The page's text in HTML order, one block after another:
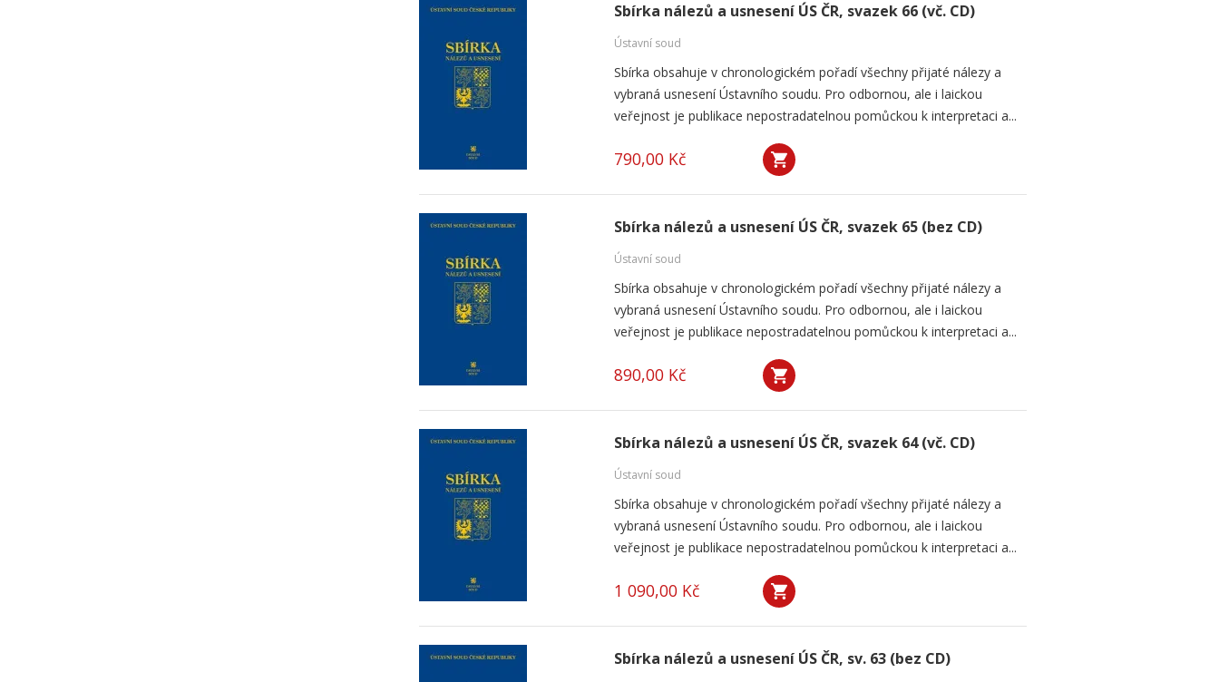
Sbírka nálezů a usnesení ÚS ČR, svazek 66 (vč. CD)
Ústavní soud
Sbírka obsahuje v chronologickém pořadí všechny přijaté nálezy a
vybraná usnesení Ústavního soudu. Pro odbornou, ale i laickou
veřejnost je publikace nepostradatelnou pomůckou k interpretaci a...
790,00 Kč
Sbírka nálezů a usnesení ÚS ČR, svazek 65 (bez CD)
Ústavní soud
Sbírka obsahuje v chronologickém pořadí všechny přijaté nálezy a
vybraná usnesení Ústavního soudu. Pro odbornou, ale i laickou
veřejnost je publikace nepostradatelnou pomůckou k interpretaci a...
890,00 Kč
Sbírka nálezů a usnesení ÚS ČR, svazek 64 (vč. CD)
Ústavní soud
Sbírka obsahuje v chronologickém pořadí všechny přijaté nálezy a
vybraná usnesení Ústavního soudu. Pro odbornou, ale i laickou
veřejnost je publikace nepostradatelnou pomůckou k interpretaci a...
1 090,00 Kč
Sbírka nálezů a usnesení ÚS ČR, sv. 63 (bez CD)